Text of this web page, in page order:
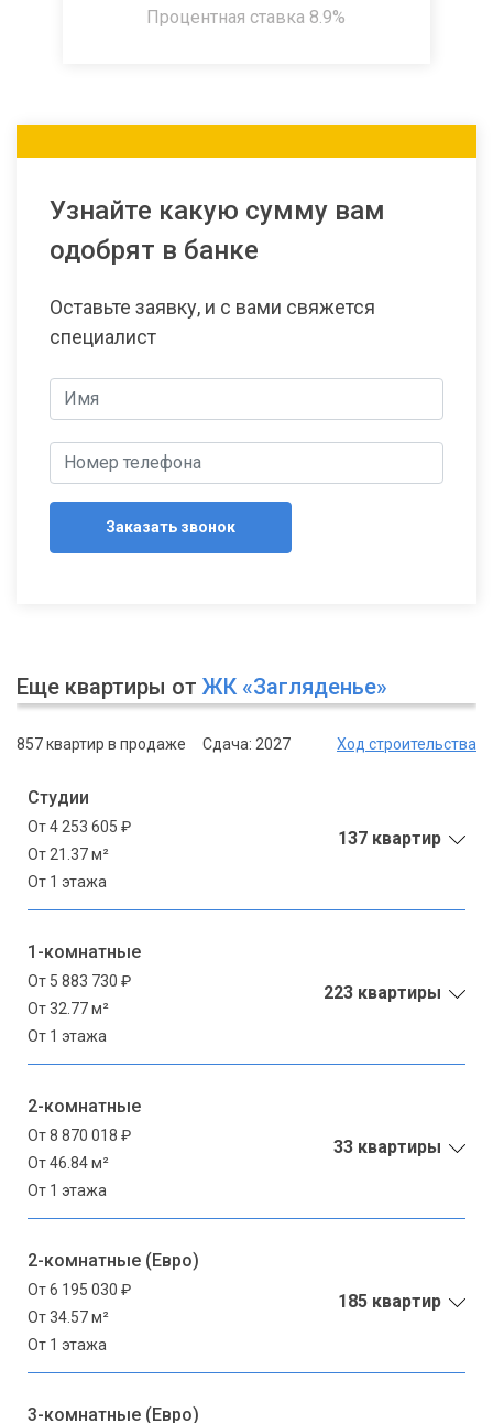
Процентная ставка 8.9%
Узнайте какую сумму вам
одобрят в банке
Оставьте заявку, и с вами свяжется
специалист
Заказать звонок
Еще квартиры от ЖК «Загляденье»
857 квартир в продаже Сдача: 2027 Ход строительства
Студии
От 4 253 605 ₽
От 21.37 м²
От 1 этажа
137 квартир
1-комнатные
От 5 883 730 ₽
От 32.77 м²
От 1 этажа
223 квартиры
2-комнатные
От 8 870 018 ₽
От 46.84 м²
От 1 этажа
33 квартиры
2-комнатные (Евро)
От 6 195 030 ₽
От 34.57 м²
От 1 этажа
185 квартир
3-комнатные (Евро)